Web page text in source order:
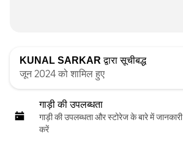
KUNAL SARKAR द्वारा सूचीबद्ध
जून 2024 को शामिल हुए
गाड़ी की उपलब्धता
गाड़ी की उपलब्धता और स्‍टोरेज के बारे में
करें